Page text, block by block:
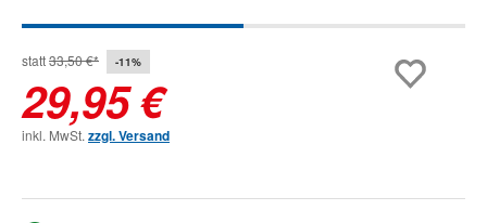
statt33,50 €* -11%
29,95 €
inkl. MwSt. zzgl. Versand